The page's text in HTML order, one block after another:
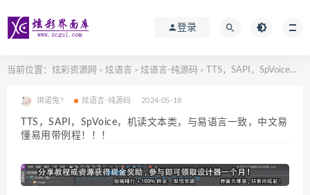
登录
当前位置： 炫彩资源网 > 炫语言 > 炫语言-纯源码 > TTS，SAPI，SpVoice，机读文本类，与易语言一致，中文易懂易用带例程！！！
琪诺兔? 炫语言-纯源码 2024-05-18
TTS，SAPI，SpVoice，机读文本类，与易语言一致，中文易
懂易用带例程！！！